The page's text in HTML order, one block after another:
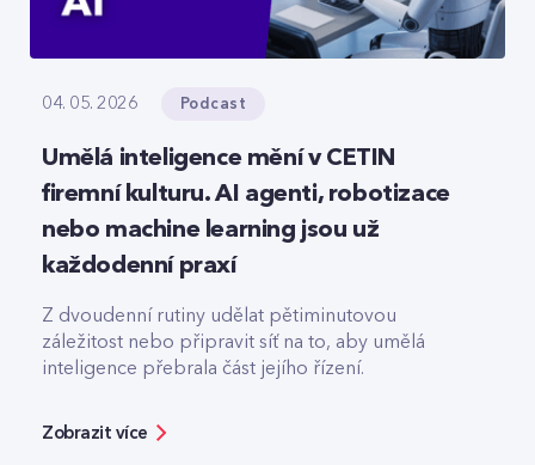
04. 05. 2026 Podcast
Umělá inteligence mění v CETIN
firemní kulturu. AI agenti, robotizace
nebo machine learning jsou už
každodenní praxí
Z dvoudenní rutiny udělat pětiminutovou
záležitost nebo připravit síť na to, aby umělá
inteligence přebrala část jejího řízení.
Zobrazit více